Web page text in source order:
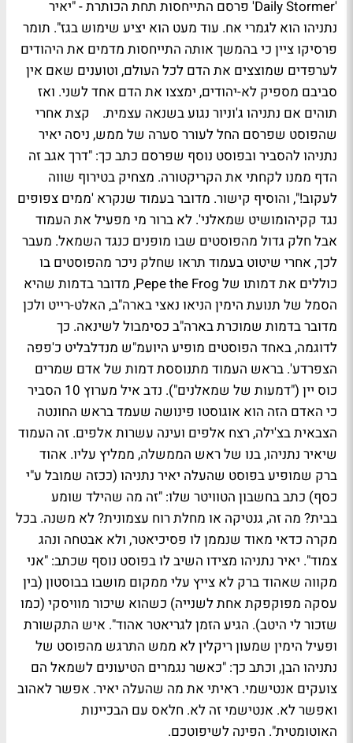
'Daily Stormer' פרסם התייחסות תחת הכותרת - "יאיר
נתניהו הוא לגמרי אח. עוד מעט הוא יציע שימוש בגז". תומר
פרסיקו ציין כי בהמשך אותה התייחסות מדמים את היהודים
לערפדים שמוצצים את הדם לכל העולם, וטוענים שאם אין
סביבם מספיק לא-יהודים, ימצצו את הדם אחד לשני. ואז
תוהים אם נתניהו ג'וניור נגוע בשנאה עצמית. קצת אחרי
שהפוסט שפרסם החל לעורר סערה של ממש, ניסה יאיר
נתניהו להסביר ובפוסט נוסף שפרסם כתב כך: "דרך אגב זה
הדף ממנו לקחתי את הקריקטורה. מצחיק בטירוף שווה
לעקוב!", והוסיף קישור. מדובר בעמוד שנקרא 'ממים צפופים
נגד קקיהומושיט שמאלני'. לא ברור מי מפעיל את העמוד
אבל חלק גדול מהפוסטים שבו מופנים כנגד השמאל. מעבר
לכך, אחרי שיטוט בעמוד תראו שחלק ניכר מהפוסטים בו
כוללים את דמותו של Pepe the Frog, מדובר בדמות שהיא
הסמל של תנועת הימין הניאו נאצי בארה"ב, האלט-רייט ולכן
מדובר בדמות שמוכרת בארה"ב כסימבול לשינאה. כך
לדוגמה, באחד הפוסטים מופיע היועמ"ש מנדלבליט כ'פפה
הצפרדע'. בראש העמוד מתנוססת דמות של אדם שמרים
כוס יין ("דמעות של שמאלנים"). נדב איל מערוץ 10 הסביר
כי האדם הזה הוא אוגוסטו פינושה שעמד בראש החונטה
הצבאית בצ'ילה, רצח אלפים ועינה עשרות אלפים. זה העמוד
שיאיר נתניהו, בנו של ראש הממשלה, ממליץ עליו. אהוד
ברק שמופיע בפוסט שהעלה יאיר נתניהו (ככזה שמובל ע"י
כסף) כתב בחשבון הטוויטר שלו: "זה מה שהילד שומע
בבית? מה זה, גנטיקה או מחלת רוח עצמונית? לא משנה. בכל
מקרה כדאי מאוד שנממן לו פסיכיאטר, ולא אבטחה ונהג
צמוד". יאיר נתניהו מצידו השיב לו בפוסט נוסף שכתב: "אני
מקווה שאהוד ברק לא צייץ עלי ממקום מושבו בבוסטון (בין
עסקה מפוקפקת אחת לשנייה) כשהוא שיכור מוויסקי (כמו
שזכור לי היטב). הגיע הזמן לגריאטר אהוד". איש התקשורת
ופעיל הימין שמעון ריקלין לא ממש התרגש מהפוסט של
נתניהו הבן, וכתב כך: "כאשר נגמרים הטיעונים לשמאל הם
צועקים אנטישמי. ראיתי את מה שהעלה יאיר. אפשר לאהוב
ואפשר לא. אנטישמי זה לא. חלאס עם הבכיינות
האוטומטית". הפינה לשיפוטכם.